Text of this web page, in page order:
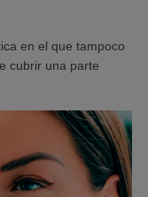
en el que tampoco
cubrir una parte